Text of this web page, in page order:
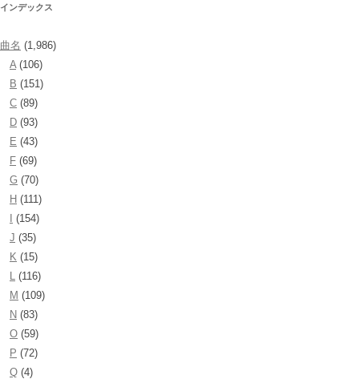
インデックス
曲名 (1,986)
A(106)
B (151)
C (89)
D (93)
E (43)
F (69)
G (70)
H (111)
(154)
J (35)
K (15)
L (116)
M (109)
N (83)
O (59)
P (72)
Q (4)